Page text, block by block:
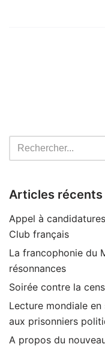
Articles récents
Appel à
Club français
La francophonie du
résonnances
Soirée contre la
Lecture mondiale
aux prisonniers
A propos du